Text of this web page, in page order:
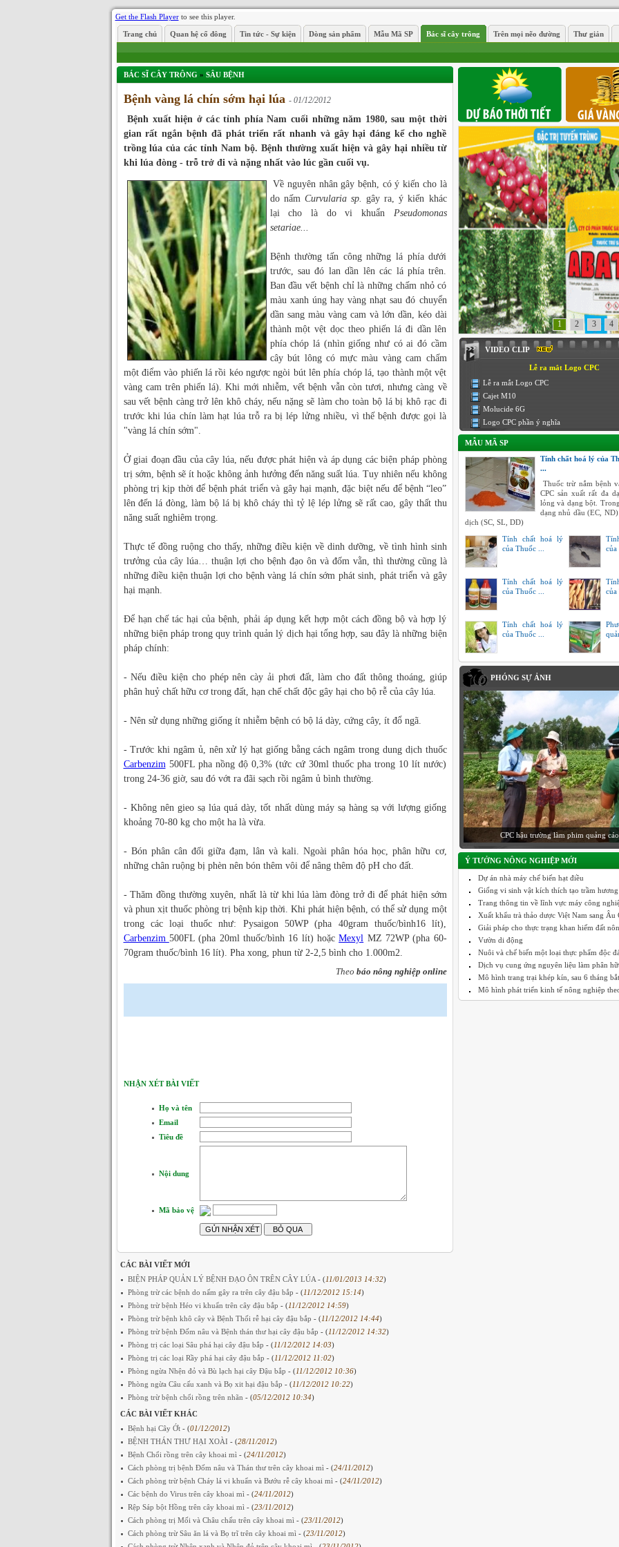
Get the Flash Playerto see this player.
Trang chủ Quan hệ cổ đông Tin tức - Sự kiện Dòng sản phẩm Mẫu Mã SP Bác sĩ cây trông Trên mọi nẽo đường Thư giản
BÁC SĨ CÂY TRÔNG » SÂU BỆNH
Bệnh vàng lá chín sớm hại lúa - 01/12/2012
Bệnh xuất hiện ở các tỉnh phía Nam cuối những năm 1980, sau một thời
gian rất ngắn bệnh đã phát triển rất nhanh và gây hại đáng kể cho nghề
trồng lúa của các tỉnh Nam bộ. Bệnh thường xuất hiện và gây hại nhiều từ
khi lúa đòng - trỗ trở đi và nặng nhất vào lúc gần cuối vụ.
Về nguyên nhân gây bệnh, có ý kiến cho là
do nấm Curvularia sp. gây ra, ý kiến khác
lại cho là do vi khuẩn Pseudomonas
setariae...
Bệnh thường tấn công những lá phía dưới
trước, sau đó lan dần lên các lá phía trên.
Ban đầu vết bệnh chỉ là những chấm nhỏ có
màu xanh úng hay vàng nhạt sau đó chuyển
dần sang màu vàng cam và lớn dần, kéo dài
thành một vệt dọc theo phiến lá đi dần lên
phía chóp lá (nhìn giống như có ai đó cầm
cây bút lông có mực màu vàng cam chấm
một điểm vào phiến lá rồi kéo ngược ngòi bút lên phía chóp lá, tạo thành một vệt
vàng cam trên phiến lá). Khi mới nhiễm, vết bệnh vẫn còn tươi, nhưng càng về
sau vết bệnh càng trở lên khô cháy, nếu nặng sẽ làm cho toàn bộ lá bị khô rạc đi
trước khi lúa chín làm hạt lúa trỗ ra bị lép lửng nhiều, vì thế bệnh được gọi là
"vàng lá chín sớm".
Ở giai đoạn đầu của cây lúa, nếu được phát hiện và áp dụng các biện pháp phòng
trị sớm, bệnh sẽ ít hoặc không ảnh hưởng đến năng suất lúa. Tuy nhiên nếu không
phòng trị kịp thời để bệnh phát triển và gây hại mạnh, đặc biệt nếu để bệnh “leo”
lên đến lá đòng, làm bộ lá bị khô cháy thì tỷ lệ lép lửng sẽ rất cao, gây thất thu
năng suất nghiêm trọng.
Thực tế đồng ruộng cho thấy, những điều kiện về dinh dưỡng, về tình hình sinh
trưởng của cây lúa… thuận lợi cho bệnh đạo ôn và đốm vằn, thì thường cũng là
những điều kiện thuận lợi cho bệnh vàng lá chín sớm phát sinh, phát triển và gây
hại mạnh.
Để hạn chế tác hại của bệnh, phải áp dụng kết hợp một cách đồng bộ và hợp lý
những biện pháp trong quy trình quản lý dịch hại tổng hợp, sau đây là những biện
pháp chính:
- Nếu điều kiện cho phép nên cày ải phơi đất, làm cho đất thông thoáng, giúp
phân huỷ chất hữu cơ trong đất, hạn chế chất độc gây hại cho bộ rễ của cây lúa.
- Nên sử dụng những giống ít nhiễm bệnh có bộ lá dày, cứng cây, ít đổ ngã.
- Trước khi ngâm ủ, nên xử lý hạt giống bằng cách ngâm trong dung dịch thuốc
Carbenzim500FL pha nồng độ 0,3% (tức cứ 30ml thuốc pha trong 10 lít nước)
trong 24-36 giờ, sau đó vớt ra đãi sạch rồi ngâm ủ bình thường.
- Không nên gieo sạ lúa quá dày, tốt nhất dùng máy sạ hàng sạ với lượng giống
khoảng 70-80 kg cho một ha là vừa.
- Bón phân cân đối giữa đạm, lân và kali. Ngoài phân hóa học, phân hữu cơ,
những chân ruộng bị phèn nên bón thêm vôi để nâng thêm độ pH cho đất.
- Thăm đồng thường xuyên, nhất là từ khi lúa làm đòng trở đi để phát hiện sớm
và phun xịt thuốc phòng trị bệnh kịp thời. Khi phát hiện bệnh, có thể sử dụng một
trong các loại thuốc như: Pysaigon 50WP (pha 40gram thuốc/bình16 lít),
Carbenzim 500FL (pha 20ml thuốc/bình 16 lít) hoặcMexyl MZ 72WP (pha 60-
70gram thuốc/bình 16 lít). Pha xong, phun từ 2-2,5 bình cho 1.000m2.
Theo báo nông nghiệp online
NHẬN XÉT BÀI VIẾT
Họ và tên
Email
Tiêu đề
Nội dung
Mã bảo vệ
CÁC BÀI VIẾT MỚI
BIỆN PHÁP QUẢN LÝ BỆNH ĐẠO ÔN TRÊN CÂY LÚA - (11/01/2013 14:32)
Phòng trừ các bệnh do nấm gây ra trên cây đậu bắp - (11/12/2012 15:14)
Phòng trừ bệnh Héo vi khuẩn trên cây đậu bắp - (11/12/2012 14:59)
Phòng trừ bệnh khô cây và Bệnh Thối rễ hại cây đậu bắp - (11/12/2012 14:44)
Phòng trừ bệnh Đốm nâu và Bệnh thán thư hại cây đậu bắp - (11/12/2012 14:32)
Phòng trị các loại Sâu phá hại cây đậu bắp - (11/12/2012 14:03)
Phòng trị các loại Rầy phá hại cây đậu bắp - (11/12/2012 11:02)
Phòng ngừa Nhện đỏ và Bù lạch hại cây Đậu bắp - (11/12/2012 10:36)
Phòng ngừa Câu cấu xanh và Bọ xit hại đậu bắp - (11/12/2012 10:22)
Phòng trừ bệnh chổi rồng trên nhãn - (05/12/2012 10:34)
CÁC BÀI VIẾT KHÁC
Bệnh hại Cây Ớt - (01/12/2012)
BỆNH THÁN THƯ HẠI XOÀI - (28/11/2012)
Bệnh Chổi rồng trên cây khoai mì - (24/11/2012)
Cách phòng trị bệnh Đốm nâu và Thán thư trên cây khoai mì - (24/11/2012)
Cách phòng trừ bệnh Cháy lá vi khuẩn và Bướu rễ cây khoai mì - (24/11/2012)
Các bệnh do Virus trên cây khoai mì - (24/11/2012)
Rệp Sáp bột Hồng trên cây khoai mì - (23/11/2012)
Cách phòng trị Mối và Châu chấu trên cây khoai mì - (23/11/2012)
Cách phòng trừ Sâu ăn lá và Bọ trĩ trên cây khoai mì - (23/11/2012)
1 2 3 4
VIDEO CLIP
Lễ ra mắt Logo CPC
Lễ ra mắt Logo CPC
Cajet M10
Molucide 6G
Logo CPC phần ý nghĩa
MẪU MÃ SP
Tính chất hoá lý của
...
Thuốc trừ nắm bệnh
CPC sản xuất rất đa
lỏng và dạng bột.
dạng nhủ dầu (EC,
dịch (SC, SL, DD)
Tính chất hoá lý
của Thuốc ...
của
Tính chất hoá lý
của Thuốc ...
của
Tính chất hoá lý
của Thuốc ...
PHÓNG SỰ ẢNH
CPC hậu trường làm phim quảng cáo
Ý TƯỞNG NÔNG NGHIỆP MỚI
Dự án nhà máy chế biến hạt điều
Giống vi sinh vật kích thích tạo trầm hương
Trang thông tin về lĩnh vực máy công
Xuất khẩu trà thảo dược Việt Nam sang Âu
Giải pháp cho thực trạng khan hiếm đất
Vườn di động
Nuôi và chế biến một loại thực phẩm độc
Dịch vụ cung ứng nguyên liệu làm phân
Mô hình trang trại khép kín, sau 6 tháng bắt
Mô hình phát triển kinh tế nông nghiệp